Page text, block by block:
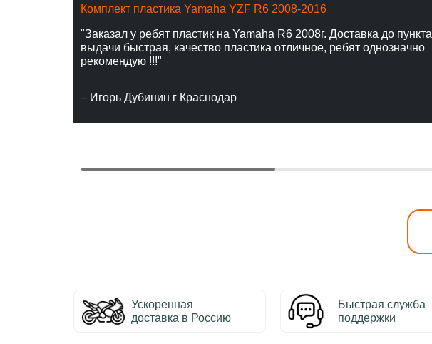
Комплект пластика Yamaha YZF R6 2008-2016
"Заказал у ребят пластик на Yamaha R6 2008г. Доставка до пункта
выдачи быстрая, качество пластика отличное, ребят однозначно
рекомендую !!!"
– Игорь Дубинин г Краснодар
Ускоренная
доставка в Россию
Быстрая служба
поддержки